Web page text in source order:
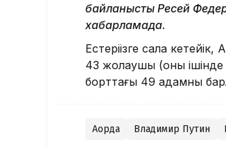
байланысты Ресей
хабарламада.
Естеріңізге сала
43 жолаушы (оның
борттағы 49 адамның
Ақорда Владимир Путин